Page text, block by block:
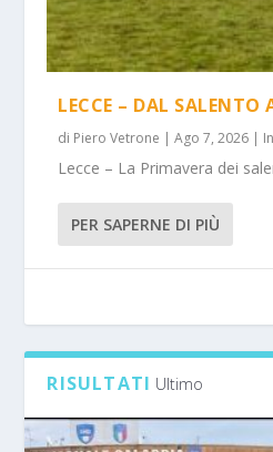
LECCE – DAL
di Piero Vetrone |Ago 7, 2026 |
Lecce – La Primavera dei
PER SAPERNE DI PIÙ
RISULTATI Ultimo